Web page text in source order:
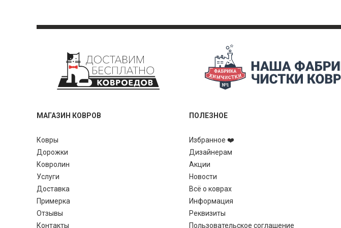
МАГАЗИН КОВРОВ
Ковры
Дорожки
Ковролин
Услуги
Доставка
Примерка
Отзывы
Контакты
ПОЛЕЗНОЕ
Избранное ❤️
Дизайнерам
Акции
Новости
Всё о коврах
Информация
Реквизиты
Пользовательское соглашение